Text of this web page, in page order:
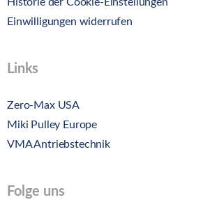
Einwilligungen widerrufen
Links
Zero-Max USA
Miki Pulley Europe
VMA Antriebstechnik
Folge uns